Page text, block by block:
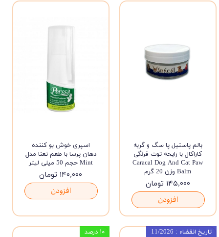
بالم پاستیل پا سگ و گربه
کاراکال با رایحه توت فرنگی
Caracal Dog And Cat Paw
Balm وزن 20 گرم
۱۴۵,۰۰۰ تومان
افزودن
اسپری خوش بو کننده
دهان پرسا با طعم نعنا مدل
Mint حجم 50 میلی لیتر
۱۴۰,۰۰۰ تومان
افزودن
تاریخ انقضاء : 11/2026 ۱۰ درصد